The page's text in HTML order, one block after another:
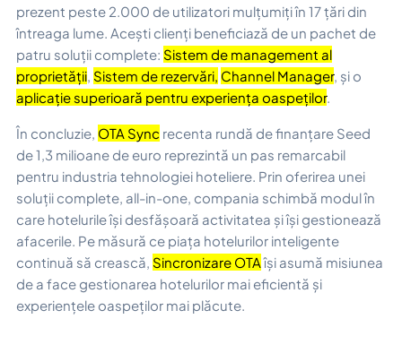
prezent peste 2.000 de utilizatori mulțumiți în 17 țări din
întreaga lume. Acești clienți beneficiază de un pachet de
patru soluții complete: Sistem de management al
proprietății Sistem de rezervări Channel Manager, și o
aplicație superioară pentru experiența oaspeților.
În concluzie, OTA Sync recenta rundă de finanțare Seed
de 1,3 milioane de euro reprezintă un pas remarcabil
pentru industria tehnologiei hoteliere. Prin oferirea unei
soluții complete, all-in-one, compania schimbă modul în
care hotelurile își desfășoară activitatea și își gestionează
afacerile. Pe măsură ce piața hotelurilor inteligente
continuă să crească, Sincronizare OTAîși asumă misiunea
de a face gestionarea hotelurilor mai eficientă și
experiențele oaspeților mai plăcute.